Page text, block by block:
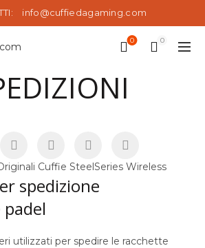
info@cuffiedagaming.com
0 0
spedizione
utilizzati per spedire le racchette